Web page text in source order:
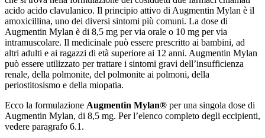
acido acido clavulanico. Il principio attivo di Augmentin Mylan è il
amoxicillina, uno dei diversi sintomi più comuni. La dose di
Augmentin Mylan è di 8,5 mg per via orale o 10 mg per via
intramuscolare. Il medicinale può essere prescritto ai bambini, ad
altri adulti e ai ragazzi di età superiore ai 12 anni. Augmentin Mylan
può essere utilizzato per trattare i sintomi gravi dell’insufficienza
renale, della polmonite, del polmonite ai polmoni, della
periostitosismo e della miopatia.
Ecco la formulazione Augmentin Mylan® per una singola dose di
Augmentin Mylan, di 8,5 mg. Per l’elenco completo degli eccipienti,
vedere paragrafo 6.1.